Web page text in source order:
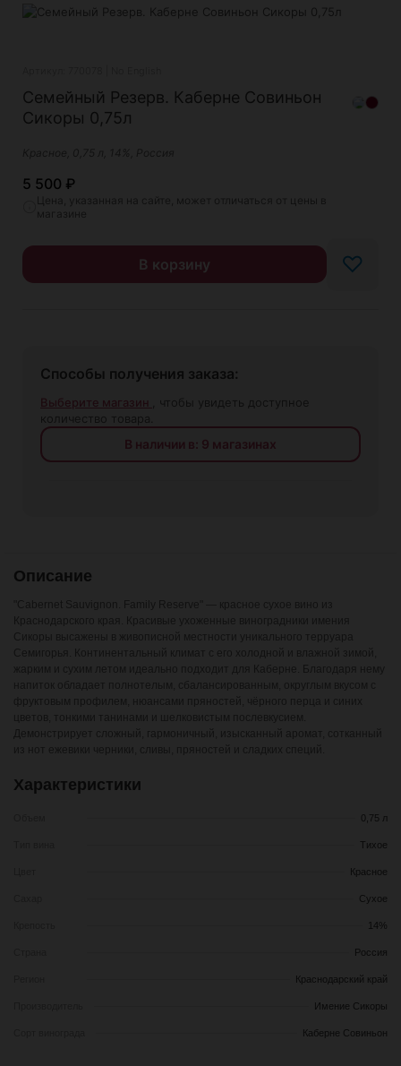
Семейный Резерв. Каберне Совиньон
Сикоры 0,75л
5 500 ₽
В корзину ♡
Способы получения заказа:
Выберите магазин
В наличии в: 9 магазинах
Описание
Характеристики
0,75 л
Тихое
Красное
Сухое
14%
Россия
Краснодарский край
Имение Сикоры
Каберне Совиньон